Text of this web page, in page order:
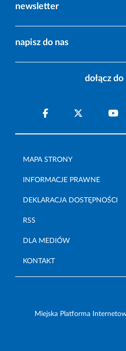
newsletter
napisz do nas
dołącz do
MAPA STRONY
INFORMACJE PRAWNE
DEKLARACJA DOSTĘPNOŚCI
RSS
DLA MEDIÓW
KONTAKT
Miejska Platforma